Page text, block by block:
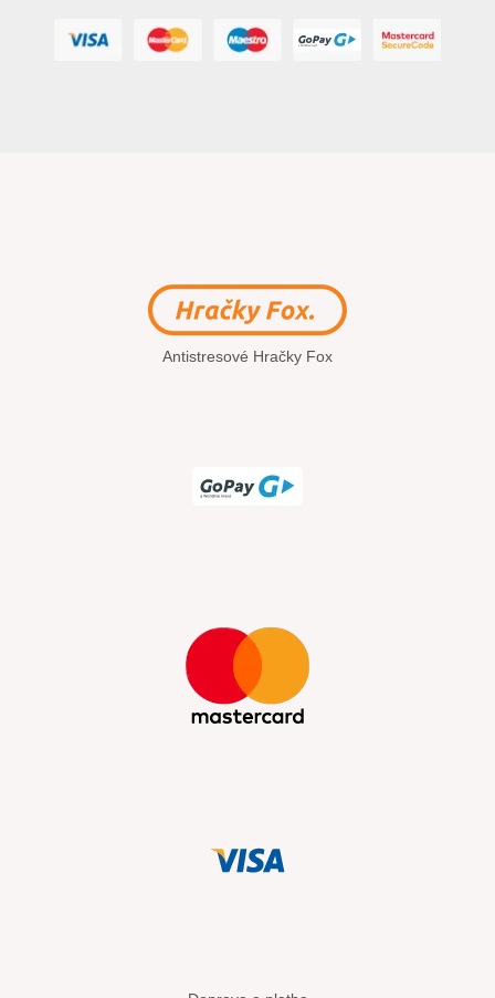
Antistresové Hračky Fox